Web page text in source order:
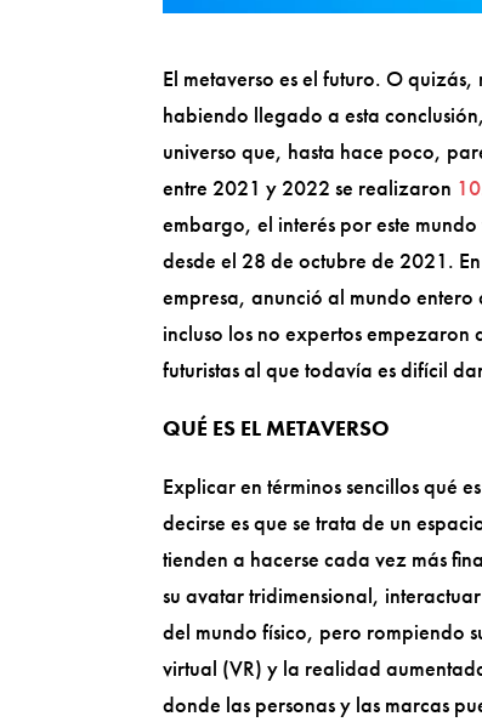
El metaverso es el futuro. O
habiendo llegado a esta
universo que, hasta hace poco,
entre 2021 y 2022 se realizaron
embargo, el interés por este
desde el 28 de octubre de 2021.
empresa, anunció al mundo
incluso los no expertos
futuristas al que todavía es difícil
QUÉ ES EL METAVERSO
Explicar en términos sencillos qué
decirse es que se trata de un
tienden a hacerse cada vez más
su avatar tridimensional,
del mundo físico, pero rompiendo
virtual (VR) y la realidad
donde las personas y las marcas